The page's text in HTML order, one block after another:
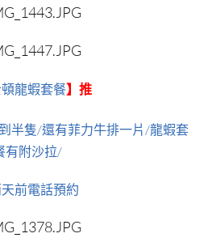
龍蝦套餐】推
半隻/還有菲力牛排一片/龍蝦套
有附沙拉/
前電話預約